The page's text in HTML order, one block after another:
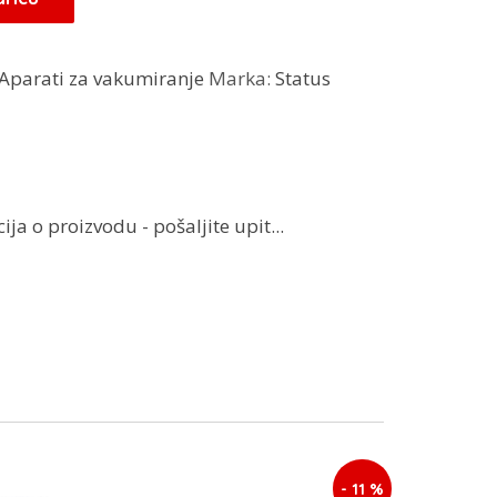
za vakumiranje Marka: Status
o proizvodu - pošaljite upit...
- 11 %